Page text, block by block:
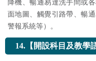
降機、暢通易達洗手間或
面地圖、觸覺引路帶、暢
警報系統等）。
14.【開設科目及教學